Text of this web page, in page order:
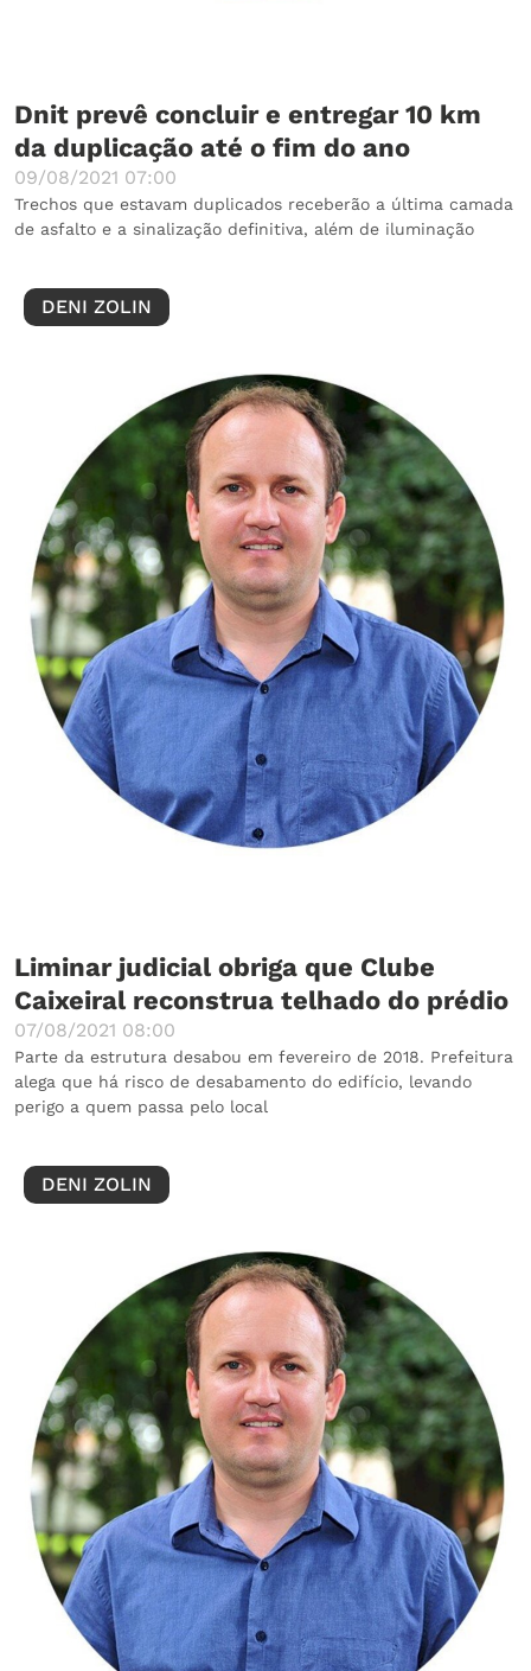
Dnit prevê concluir e entregar 10 km
da duplicação até o fim do ano
09/08/2021 07:00
Trechos que estavam duplicados receberão a última camada
de asfalto e a sinalização definitiva, além de iluminação
DENI ZOLIN
Liminar judicial obriga que Clube
Caixeiral reconstrua telhado do prédio
07/08/2021 08:00
Parte da estrutura desabou em fevereiro de 2018. Prefeitura
alega que há risco de desabamento do edifício, levando
perigo a quem passa pelo local
DENI ZOLIN